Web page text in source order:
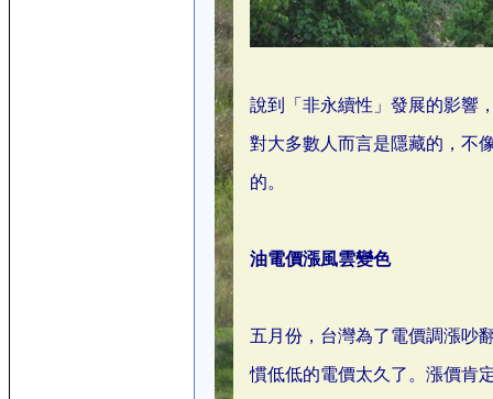
說到「非永續性」發展的影響
對大多數人而言是隱藏的，不
的。
油電價漲風雲變色
五月份，台灣為了電價調漲吵
慣低低的電價太久了。漲價肯